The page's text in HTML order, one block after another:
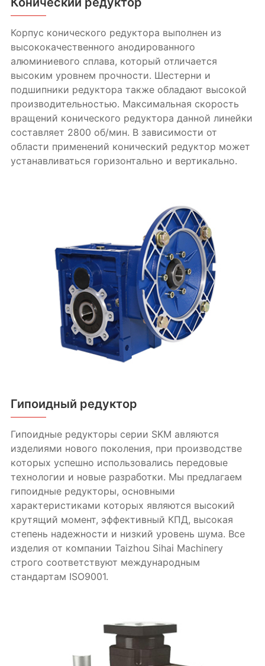
Корпус конического редуктора выполнен из
высококачественного анодированного
алюминиевого сплава, который отличается
высоким уровнем прочности. Шестерни и
подшипники редуктора также обладают высокой
производительностью. Максимальная скорость
вращений конического редуктора данной линейки
составляет 2800 об/мин. В зависимости от
области применений конический редуктор может
устанавливаться горизонтально и вертикально.
Гипоидный редуктор
Гипоидные редукторы серии SKM авляются
изделиями нового поколения, при производстве
которых успешно использовались передовые
технологии и новые разработки. Мы предлагаем
гипоидные редукторы, основными
характеристиками которых являются высокий
крутящий момент, эффективный КПД, высокая
степень надежности и низкий уровень шума. Все
изделия от компании Taizhou Sihai Machinery
строго соответствуют международным
стандартам ISO9001.